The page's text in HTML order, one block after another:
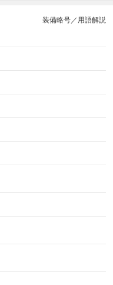
装備略号／用語解説